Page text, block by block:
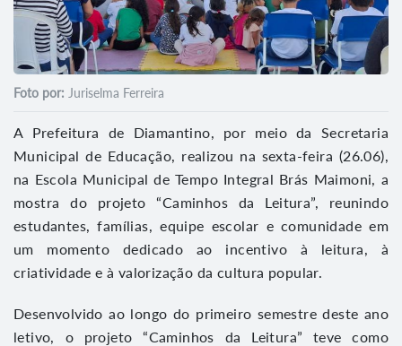
Foto por: Juriselma Ferreira
A Prefeitura de Diamantino, por meio da Secretaria
Municipal de Educação, realizou na sexta-feira (26.06),
na Escola Municipal de Tempo Integral Brás Maimoni, a
mostra do projeto “Caminhos da Leitura”, reunindo
estudantes, famílias, equipe escolar e comunidade em
um momento dedicado ao incentivo à leitura, à
criatividade e à valorização da cultura popular.
Desenvolvido ao longo do primeiro semestre deste ano
letivo, o projeto “Caminhos da Leitura” teve como